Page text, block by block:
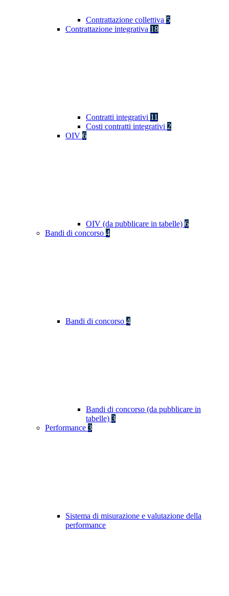
Contrattazione collettiva 5
Contrattazione integrativa 18
Contratti integrativi 11
Costi contratti integrativi 2
OIV 6
OIV (da pubblicare in tabelle) 6
Bandi di concorso 4
Bandi di concorso 4
Bandi di concorso (da pubblicare in
tabelle) 3
Performance 3
Sistema di misurazione e valutazione della
performance